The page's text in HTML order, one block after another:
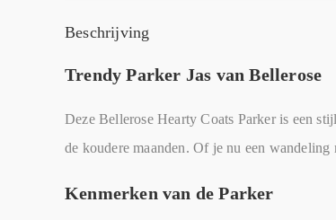
Beschrijving
Trendy Parker Jas van Bellerose
Deze Bellerose Hearty Coats Parker is een
de koudere maanden. Of je nu een
Kenmerken van de Parker